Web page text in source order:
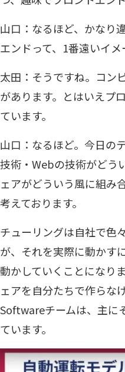
山口：なるほど、かなり
エンドって、1番遠いイメ
太田：そうですね。コン
があります。とはいえプ
ています。
山口：なるほど。今日の
技術・Webの技術がどう
ェアがどういう風に組み
考えております。
チューリングは自社で色
が、それを実際に動かす
動かしていくことになり
ェアを自分たちで作らな
Softwareチームは、主に
ています。